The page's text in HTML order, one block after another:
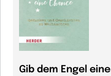
Gib dem Engel eine